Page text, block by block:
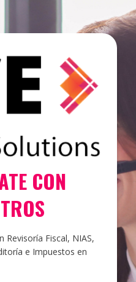
CON
Revisoría Fiscal, NIAS,
e Impuestos en